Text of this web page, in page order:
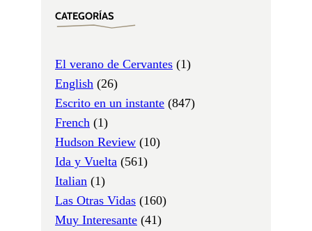
CATEGORÍAS
El verano de Cervantes (1)
English (26)
Escrito en un instante (847)
French (1)
Hudson Review (10)
Ida y Vuelta (561)
Italian (1)
Las Otras Vidas (160)
Muy Interesante (41)